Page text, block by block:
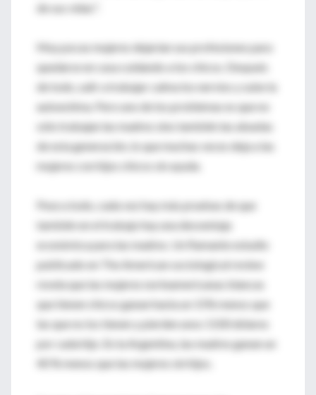
de sus vidas".
Muy pocas mujeres dejarían sus profesiones para
quedarse en casa cuidando a los chicos. Después
de todo, salir a trabajar calma los nervios y sube la
autoestima. Pero uno de los problemas es que no
sólo trabajan las madres sino también las abuelas
de esta generación, lo que muchas veces deja a las
mujeres con hijos chicos sin ayuda.
Pese a todo, cada vez hay más pruebas de que
también en el trabajo hay una desventaja
económica para las madres. Un flamante estudio
publicado en The American sociological review
revela que las mujeres norteamericanas blancas
que tienen chicos ganan hasta un 15% menos que
las que no los tienen y pierden unos 1100 dólares
por cada hijo. En la Argentina, las madres ganan un
40 % menos que las mujeres sin hijos.